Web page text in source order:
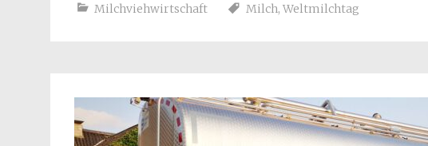
Milchviehwirtschaft Milch, Weltmilchtag